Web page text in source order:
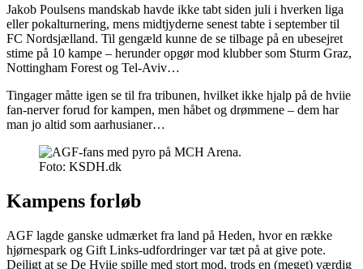
Jakob Poulsens mandskab havde ikke tabt siden juli i hverken liga
eller pokalturnering, mens midtjyderne senest tabte i september til
FC Nordsjælland. Til gengæld kunne de se tilbage på en ubesejret
stime på 10 kampe – herunder opgør mod klubber som Sturm Graz,
Nottingham Forest og Tel-Aviv…
Tingager måtte igen se til fra tribunen, hvilket ikke hjalp på de hviie
fan-nerver forud for kampen, men håbet og drømmene – dem har
man jo altid som aarhusianer…
Foto: KSDH.dk
Kampens forløb
AGF lagde ganske udmærket fra land på Heden, hvor en række
hjørnespark og Gift Links-udfordringer var tæt på at give pote.
Dejligt at se De Hviie spille med stort mod, trods en (meget) værdig